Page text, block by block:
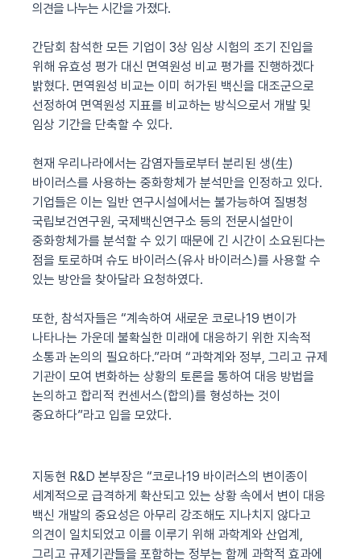
의견을 나누는 시간을 가졌다.
간담회 참석한 모든 기업이 3상 임상 시험의 조기 진입을
위해 유효성 평가 대신 면역원성 비교 평가를 진행하겠다
밝혔다. 면역원성 비교는 이미 허가된 백신을 대조군으로
선정하여 면역원성 지표를 비교하는 방식으로서 개발 및
임상 기간을 단축할 수 있다.
현재 우리나라에서는 감염자들로부터 분리된 생(生)
바이러스를 사용하는 중화항체가 분석만을 인정하고 있다.
기업들은 이는 일반 연구시설에서는 불가능하여 질병청
국립보건연구원, 국제백신연구소 등의 전문시설만이
중화항체가를 분석할 수 있기 때문에 긴 시간이 소요된다는
점을 토로하며 슈도 바이러스(유사 바이러스)를 사용할 수
있는 방안을 찾아달라 요청하였다.
또한, 참석자들은 “계속하여 새로운 코로나19 변이가
나타나는 가운데 불확실한 미래에 대응하기 위한 지속적
소통과 논의의 필요하다.”라며 “과학계와 정부, 그리고 규제
기관이 모여 변화하는 상황의 토론을 통하여 대응 방법을
논의하고 합리적 컨센서스(합의 )를 형성하는 것이
중요하다”라고 입을 모았다.
지동현 R&D 본부장은 “코로나19 바이러스의 변이종이
세계적으로 급격하게 확산되고 있는 상황 속에서 변이 대응
백신 개발의 중요성은 아무리 강조해도 지나치지 않다고
의견이 일치되었고 이를 이루기 위해 과학계와 산업계 ,
그리고 규제기관들을 포함하는 정부는 함께 과학적 효과에